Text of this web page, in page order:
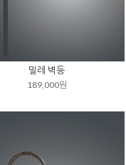
밀레 벽등
189,000원